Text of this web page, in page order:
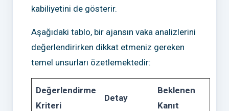
kabiliyetini de gösterir.
Aşağıdaki tablo, bir ajansın vaka analizlerini
değerlendirirken dikkat etmeniz gereken
temel unsurları özetlemektedir:
Değerlendirme
Kriteri
Detay
Beklenen
Kanıt